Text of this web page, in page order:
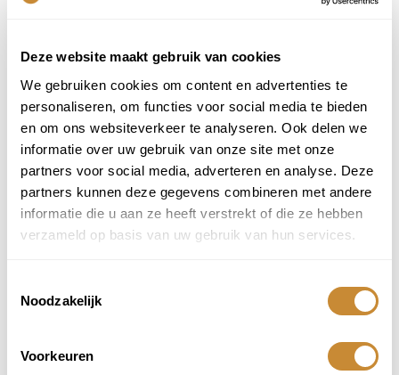
Deze website maakt gebruik van cookies
We gebruiken cookies om content en advertenties te
personaliseren, om functies voor social media te bieden
en om ons websiteverkeer te analyseren. Ook delen we
informatie over uw gebruik van onze site met onze
partners voor social media, adverteren en analyse. Deze
partners kunnen deze gegevens combineren met andere
informatie die u aan ze heeft verstrekt of die ze hebben
verzameld op basis van uw gebruik van hun services.
Noodzakelijk
Voorkeuren
Of je nu een klassiek paasboeket zoekt of een moderne bos met een
knipoog naar Pasen – wij maken elk boeket met liefde én oog voor
detail.
Voor wie zijn paasbloemen een goed idee?
Voor familie of vrienden als paasgroet
bestel ⟶